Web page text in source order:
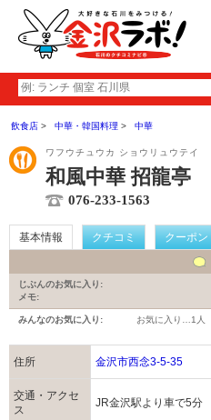
飲食店 中華・韓国料理 中華
ワフウチュウカ ショウリュウテイ
和風中華 招龍亭
076-233-1563
基本情報 クチコミ クーポン
じぶんのお気に入り:
メモ:
みんなのお気に入り: お気に入り… 1人
住所 金沢市西念3-5-35
交通・アクセ
ス
JR金沢駅より車で5分